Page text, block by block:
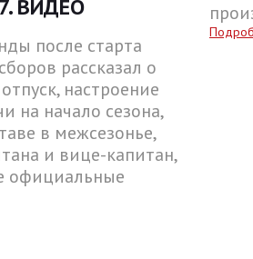
ВИДЕО
после старта
рассказал о
настроение
на начало сезона,
в межсезонье,
и вице-капитан,
официальные